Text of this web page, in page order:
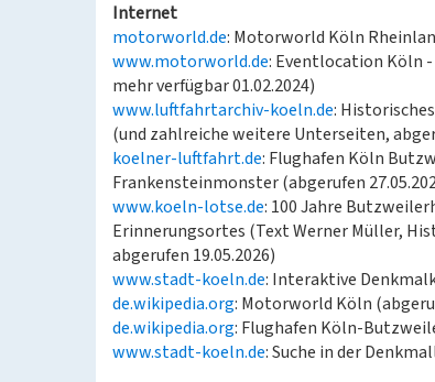
Internet
motorworld.de: Motorworld Köln
www.motorworld.de: Eventlocation Köln -
mehr verfügbar 01.02.2024)
www.luftfahrtarchiv-koeln.de:
(und zahlreiche weitere Unterseiten,
koelner-luftfahrt.de: Flughafen Köln
Frankensteinmonster (abgerufen
www.koeln-lotse.de: 100 Jahre
Erinnerungsortes (Text Werner Müller,
abgerufen 19.05.2026)
www.stadt-koeln.de: Interaktive
de.wikipedia.org: Motorworld Köln
de.wikipedia.org: Flughafen Köln-
www.stadt-koeln.de: Suche in der